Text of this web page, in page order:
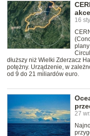
16
dłuższy niż Wielki Zderzacz
potężny. Urządzenie, w
od 9 do 21 miliardów euro.
27